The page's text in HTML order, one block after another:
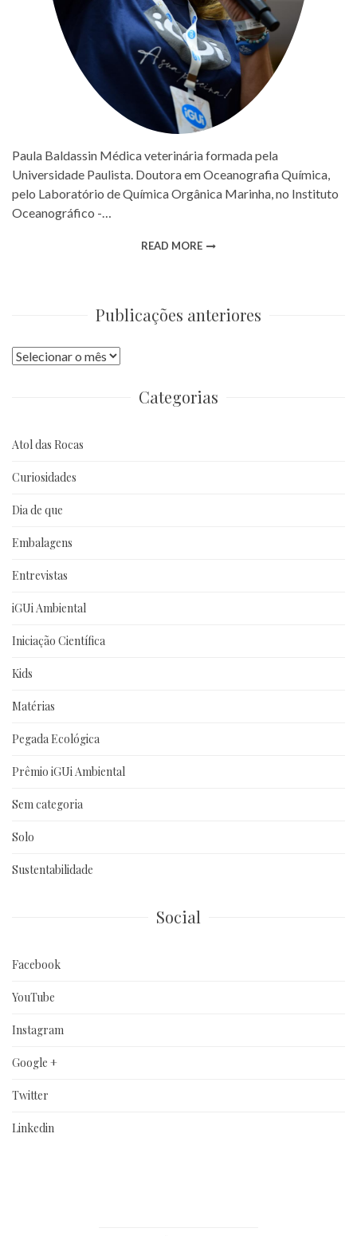
Paula Baldassin Médica veterinária formada pela
Universidade Paulista. Doutora em Oceanografia Química,
pelo Laboratório de Química Orgânica Marinha, no Instituto
Oceanográfico -…
READ MORE
Publicações anteriores
Publicações
Categorias
Atol das Rocas
Curiosidades
Dia de que
Embalagens
Entrevistas
iGUi Ambiental
Iniciação Científica
Kids
Matérias
Pegada Ecológica
Prêmio iGUi Ambiental
Sem categoria
Solo
Sustentabilidade
Social
Facebook
YouTube
Instagram
Google +
Twitter
Linkedin